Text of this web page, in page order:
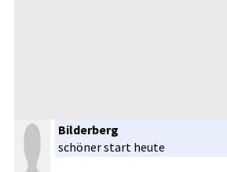
Bilderberg
schöner start heute